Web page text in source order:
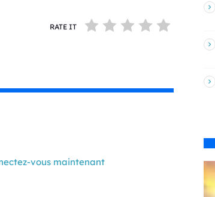
RATE IT
vous maintenant